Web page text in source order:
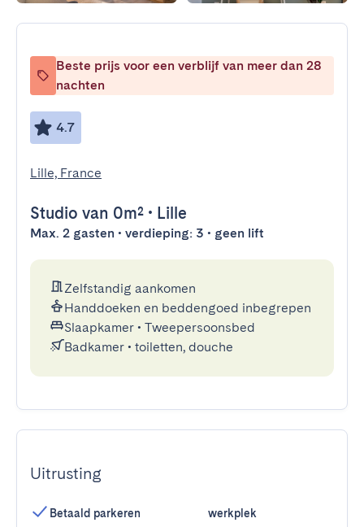
Beste prijs voor een verblijf van meer dan 28
nachten
4.7
Lille, France
Studio van 0m² • Lille
Max. 2 gasten • verdieping: 3 • geen lift
Zelfstandig aankomen
Handdoeken en beddengoed inbegrepen
Slaapkamer • Tweepersoonsbed
Badkamer • toiletten, douche
Uitrusting
Betaald parkeren
werkplek